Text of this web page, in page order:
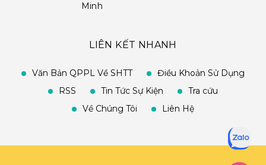
Minh
LIÊN KẾT NHANH
Văn Bản QPPL Về SHTT
Điều Khoản Sử Dụng
RSS
Tin Tức Sự Kiện
Tra cứu
Về Chúng Tôi
Liên Hệ